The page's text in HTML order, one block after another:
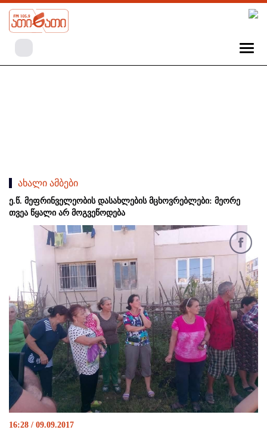
ახალი ამბები
ე.წ. მეფრინველეობის დასახლების მცხოვრებლები: მეორე
თვეა წყალი არ მოგვეწოდება
16:28 / 09.09.2017